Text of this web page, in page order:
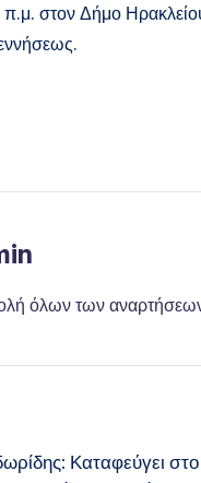
στον Δήμο
όλων των
Καταφεύγει στο